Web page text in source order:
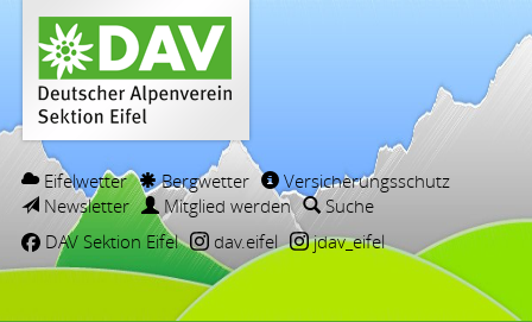
Eifelwetter Bergwetter
Versicherungsschutz
Newsletter
Mitglied werden
Suche
DAV Sektion Eifel
dav.eifel jdav_eifel